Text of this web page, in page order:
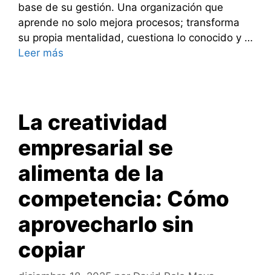
base de su gestión. Una organización que
aprende no solo mejora procesos; transforma
su propia mentalidad, cuestiona lo conocido y …
Leer más
La creatividad
empresarial se
alimenta de la
competencia: Cómo
aprovecharlo sin
copiar